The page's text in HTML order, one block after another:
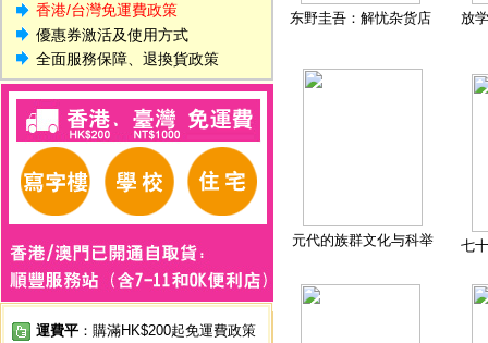
香港/台灣免運費政策
優惠券激活及使用方式
全面服務保障、退換貨政策
運費平 ：購滿HK$200起免運費政策
东野圭吾：解忧杂货店 放
元代的族群文化与科举 七